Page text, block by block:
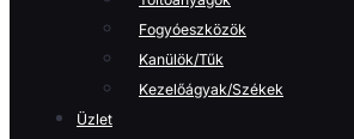
Fogyóeszközök
Kanülök/Tűk
Kezelőágyak/Székek
Üzlet